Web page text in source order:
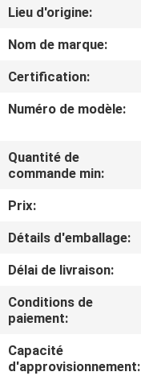
VISITE
CONTRÔLE
QUALITÉ
DU
SITE
PRIVACY
POLICY
Lieu d'origine:
Nom de marque:
Certification:
Numéro de modèle:
Quantité de
commande min:
Prix:
Détails d'emballage:
Délai de livraison:
Conditions de
paiement:
Capacité
d'approvisionnement: